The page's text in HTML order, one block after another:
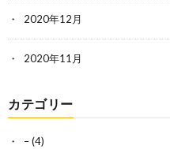
2020年12月
2020年11月
カテゴリー
–(4)